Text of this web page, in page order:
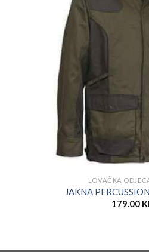
LOVAČKA
JAKNA
179.00